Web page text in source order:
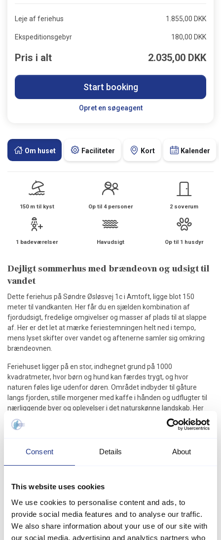
Consent Details About
This website uses cookies
We use cookies to personalise content and ads, to
provide social media features and to analyse our traffic.
We also share information about your use of our site with
our social media, advertising and analytics partners who
Om huset Faciliteter Kort Kalender
150 m til kyst Op til 4 personer 2 soverum
1 badeværelser Havudsigt Op til 1 husdyr
Dejligt sommerhus med brændeovn og udsigt til
vandet
Dette feriehus på Søndre Øsløsvej 1c i Amtoft, ligge blot 150
meter til vandkanten. Her får du en sjælden kombination af
fjordudsigt, fredelige omgivelser og masser af plads til at slappe
af. Her er det let at mærke feriestemningen helt ned i tempo,
mens lyset skifter over vandet og aftenerne samler sig omkring
brændeovnen.
Feriehuset ligger på en stor, indhegnet grund på 1000
kvadratmeter, hvor børn og hund kan færdes trygt, og hvor
naturen føles lige udenfor døren. Området indbyder til gåture
langs fjorden, stille morgener med kaffe i hånden og udflugter til
nærliggende byer og oplevelser i det naturskønne landskab. Her
får du både vand, himmel og grønne omgivelser i et harmonisk
mix, der gør stedet oplagt til både afslapning og små eventyr.
Stuen har en hyggelig atmosfære med brændeovn, TV med
både rolige aftener og regnvejrsdage er godt dækket ind.
Køkkenet er praktisk indrettet med opvaskemaskine, keramisk
komfur, ovn, kaffemaskine og fryser, så det er nemt at lave alt fra
hurtige feriemåltider til lange middage. Huset rummer et
soveværelser med dobbeltseng og en sovesofa i stuen. Udover
Leje af feriehus 1.855,00 DKK
Ekspeditionsgebyr 180,00 DKK
Pris i alt 2.035,00 DKK
Start booking
Opret en søgeagent